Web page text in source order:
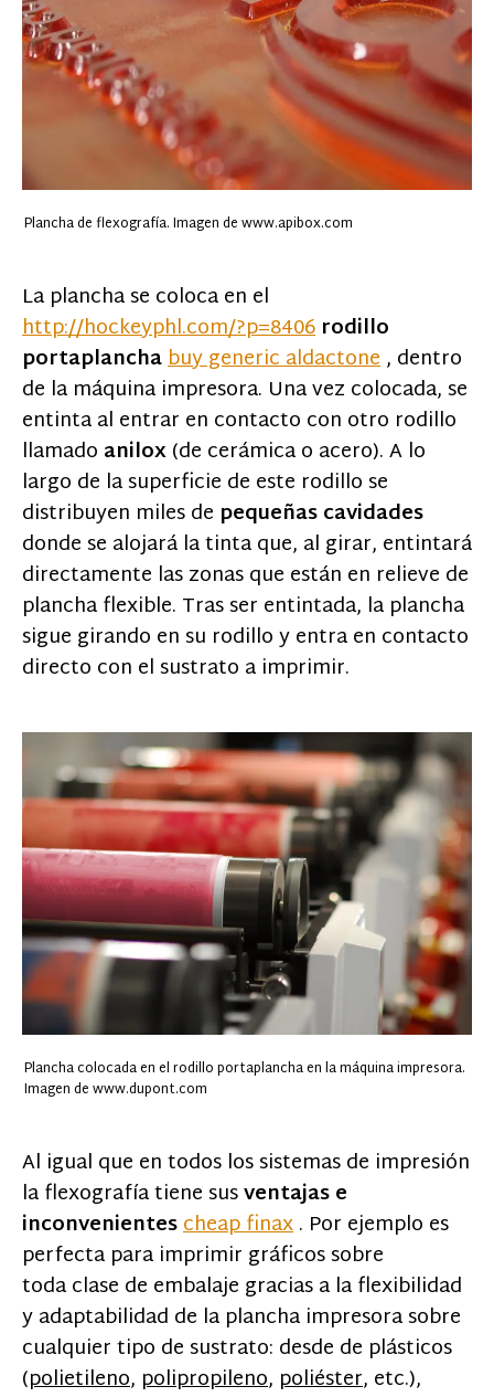
Plancha de flexografía. Imagen de www.apibox.com
La plancha se coloca en el
http://hockeyphl.com/?p=8406 rodillo
portaplanchabuy generic aldactone, dentro
de la máquina impresora. Una vez colocada, se
entinta al entrar en contacto con otro rodillo
llamado anilox(de cerámica o acero). A lo
largo de la superficie de este rodillo se
distribuyen miles de pequeñas cavidades
donde se alojará la tinta que, al girar, entintará
directamente las zonas que están en relieve de
plancha flexible. Tras ser entintada, la plancha
sigue girando en su rodillo y entra en contacto
directo con el sustrato a imprimir.
Plancha colocada en el rodillo portaplancha en la máquina impresora.
Imagen de www.dupont.com
Al igual que en todos los sistemas de impresión
la flexografía tiene susventajas e
inconvenientescheap finax. Por ejemplo es
perfecta para imprimir gráficos sobre
toda clase de embalaje gracias a la flexibilidad
y adaptabilidad de la plancha impresora sobre
cualquier tipo de sustrato: desde de plásticos
(polietileno, polipropileno, poliéster, etc.),